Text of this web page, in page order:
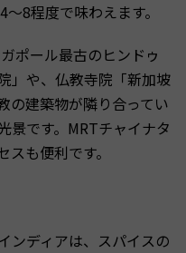
8程度で味わえます。
ポール最古のヒンドゥ
」や、仏教寺院「新加坡
の建築物が隣り合ってい
景です。MRTチャイナタ
も便利です。
ンディアは、スパイスの